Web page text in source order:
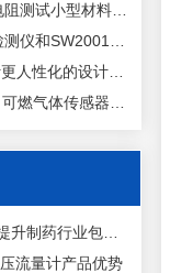
SPP1 单点笔形电极, ANSI/ESD TR53 规范）
高压继电器盒
计和更便捷的即时通讯
体传感器全新上市
业包装效率与安全性
流量计产品优势